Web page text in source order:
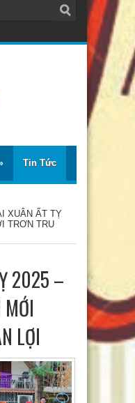
Tin Tức
XUÂN ẤT TỴ
TRƠN TRU
2025 –
LỢI